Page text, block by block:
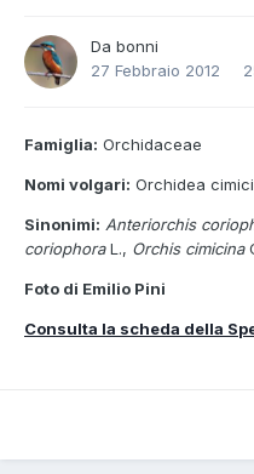
Da bonni
27 Febbraio 2012
Famiglia: Orchidaceae
Nomi volgari: Orchidea
Sinonimi: Anteriorchis
coriophoraL., Orchis cimicina
Foto di Emilio Pini
Consulta la scheda della